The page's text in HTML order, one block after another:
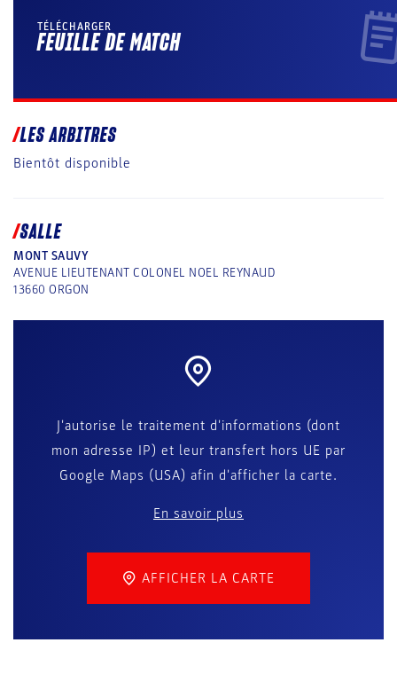
TÉLÉCHARGER
FEUILLE DE MATCH
LES ARBITRES
Bientôt disponible
SALLE
MONT SAUVY
AVENUE LIEUTENANT COLONEL NOEL REYNAUD
13660 ORGON
J'autorise le traitement d'informations (dont
mon adresse IP) et leur transfert hors UE par
Google Maps (USA) afin d'afficher la carte.
En savoir plus
AFFICHER LA CARTE